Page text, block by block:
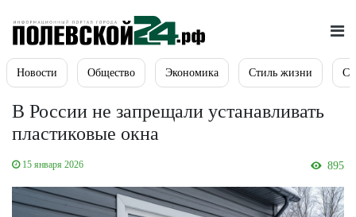
Новости Общество Экономика Стиль жизни
В России не запрещали устанавливать
пластиковые окна
15 января 2026 895